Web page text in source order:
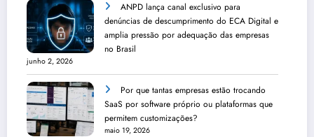
ANPD lança canal exclusivo para
denúncias de descumprimento do ECA Digital e
amplia pressão por adequação das empresas
no Brasil
junho 2, 2026
Por que tantas empresas estão trocando
SaaS por software próprio ou plataformas que
permitem customizações?
maio 19, 2026